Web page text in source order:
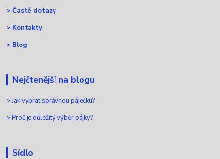
>Časté dotazy
> Kontakty
> Blog
Nejčtenější na blogu
>Jak vybrat správnou páječku?
>Proč je důležitý výběr pájky?
Sídlo